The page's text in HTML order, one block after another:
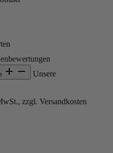
Unsere
zzgl. Versandkosten